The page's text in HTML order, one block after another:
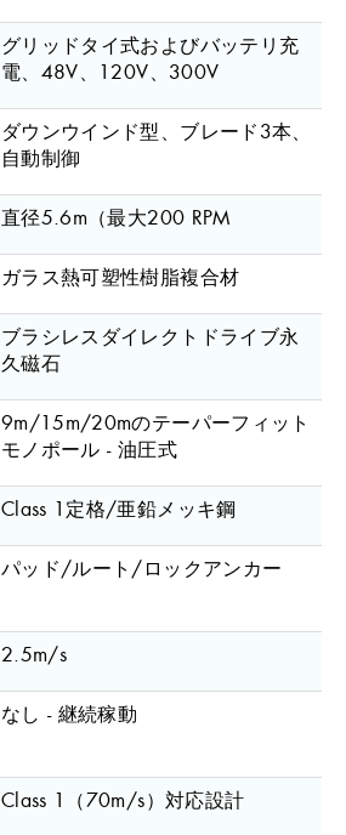
グリッドタイ式およびバッテリ充
電、48V、120V、 300V
ダウンウインド型、ブレード3本、
自動制御
直径5.6m（最大200 RPM
ガラス熱可塑性樹脂複合材
ブラシレスダイレクトドライブ永
久磁石
9m/15m/20mのテーパーフィット
モノポール - 油圧式
Class 1定格/亜鉛メッキ鋼
パッド/ルート/ロックアンカー
2.5m/s
なし - 継続稼動
Class 1（70m/s）対応設計